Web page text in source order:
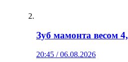
Зуб мамонта весом
20:45 / 06.08.2026